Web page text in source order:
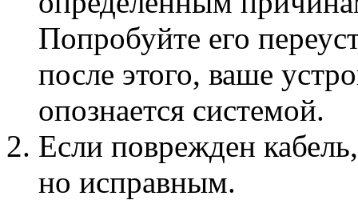
Попробуйте его
после этого, ваше
опознается системой.
Если поврежден
но исправным.